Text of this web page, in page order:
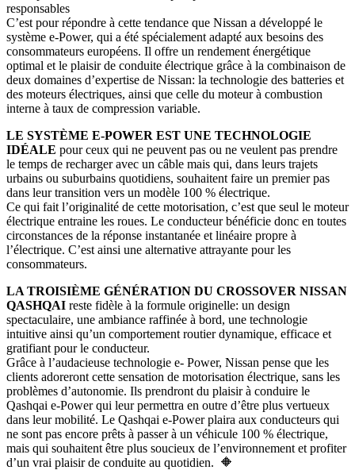
responsables
C’est pour répondre à cette tendance que Nissan a développé le
système e-Power, qui a été spécialement adapté aux besoins des
consommateurs européens. Il offre un rendement énergétique
optimal et le plaisir de conduite électrique grâce à la combinaison de
deux domaines d’expertise de Nissan: la technologie des batteries et
des moteurs électriques, ainsi que celle du moteur à combustion
interne à taux de compression variable.
LE SYSTÈME E-POWER EST UNE TECHNOLOGIE
IDÉALE pour ceux qui ne peuvent pas ou ne veulent pas prendre
le temps de recharger avec un câble mais qui, dans leurs trajets
urbains ou suburbains quotidiens, souhaitent faire un premier pas
dans leur transition vers un modèle 100 % électrique.
Ce qui fait l’originalité de cette motorisation, c’est que seul le moteur
électrique entraine les roues. Le conducteur bénéficie donc en toutes
circonstances de la réponse instantanée et linéaire propre à
l’électrique. C’est ainsi une alternative attrayante pour les
consommateurs.
LA TROISIÈME GÉNÉRATION DU CROSSOVER NISSAN
QASHQAI reste fidèle à la formule originelle: un design
spectaculaire, une ambiance raffinée à bord, une technologie
intuitive ainsi qu’un comportement routier dynamique, efficace et
gratifiant pour le conducteur.
Grâce à l’audacieuse technologie e- Power, Nissan pense que les
clients adoreront cette sensation de motorisation électrique, sans les
problèmes d’autonomie. Ils prendront du plaisir à conduire le
Qashqai e-Power qui leur permettra en outre d’être plus vertueux
dans leur mobilité. Le Qashqai e-Power plaira aux conducteurs qui
ne sont pas encore prêts à passer à un véhicule 100 % électrique,
mais qui souhaitent être plus soucieux de l’environnement et profiter
d’un vrai plaisir de conduite au quotidien. 🔶